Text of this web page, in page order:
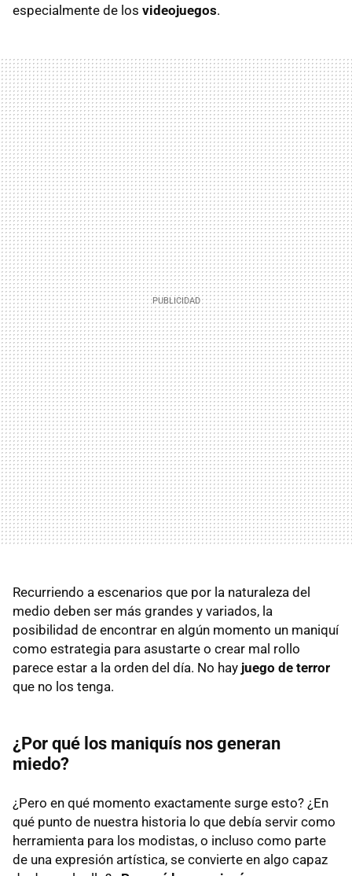
especialmente de los videojuegos.
Recurriendo a escenarios que por la naturaleza del
medio deben ser más grandes y variados, la
posibilidad de encontrar en algún momento un maniquí
como estrategia para asustarte o crear mal rollo
parece estar a la orden del día. No hay juego de terror
que no los tenga.
¿Por qué los maniquís nos generan
miedo?
¿Pero en qué momento exactamente surge esto? ¿En
qué punto de nuestra historia lo que debía servir como
herramienta para los modistas, o incluso como parte
de una expresión artística, se convierte en algo capaz